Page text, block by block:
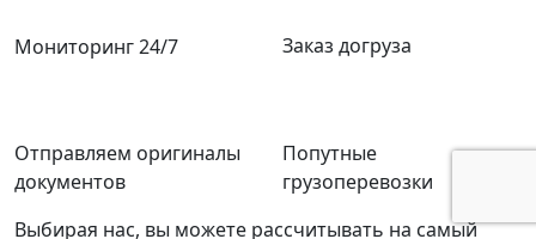
Мониторинг 24/7 Заказ догруза
Отправляем оригиналы
документов
Попутные
грузоперевозки
Выбирая нас, вы можете рассчитывать на самый